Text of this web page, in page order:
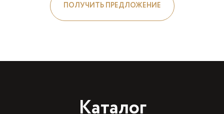
ПОЛУЧИТЬ ПРЕДЛОЖЕНИЕ
Каталог